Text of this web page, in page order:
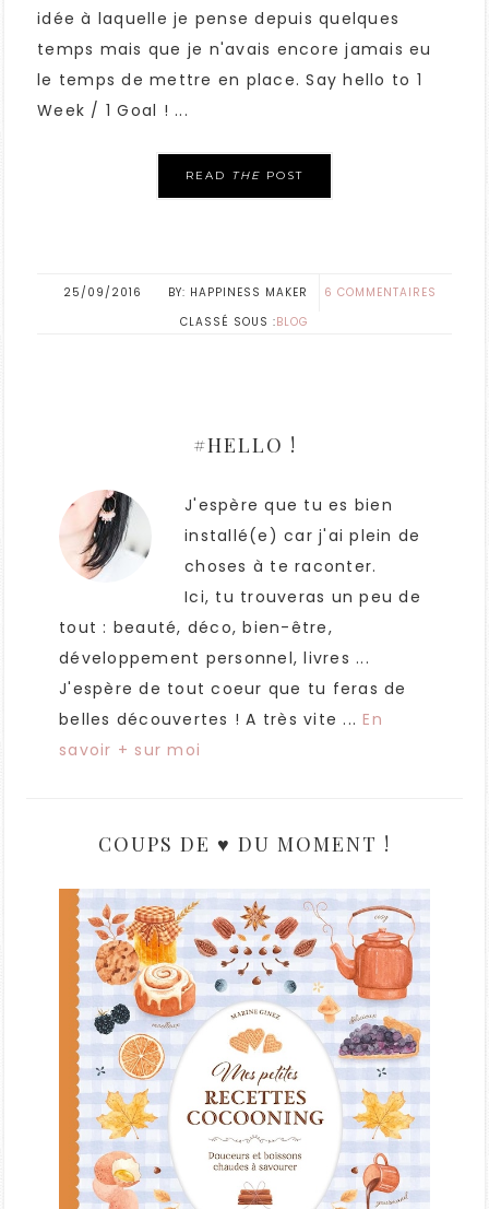
idée à laquelle je pense depuis quelques
temps mais que je n'avais encore jamais eu
le temps de mettre en place. Say hello to 1
Week / 1 Goal ! ...
READ THE POST
25/09/2016 HAPPINESS MAKER
6 COMMENTAIRES
CLASSÉ SOUS :BLOG
#HELLO !
J'espère que tu es bien
installé(e) car j'ai plein de
choses à te raconter.
Ici, tu trouveras un peu de
tout : beauté, déco, bien-être,
développement personnel, livres ...
J'espère de tout coeur que tu feras de
belles découvertes ! A très vite ...En
savoir + sur moi
COUPS DE ♥ DU MOMENT !